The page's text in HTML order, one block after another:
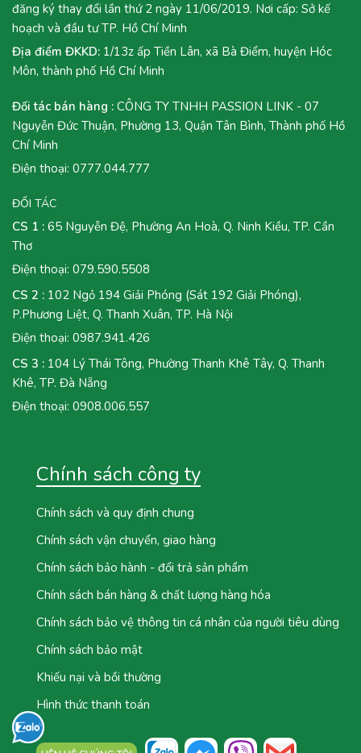
đăng ký thay đổi lần thứ 2 ngày 11/06/2019. Nơi cấp: Sở kế
hoạch và đầu tư TP. Hồ Chí Minh
Địa điểm ĐKKD: 1/13z ấp Tiền Lân, xã Bà Điểm, huyện Hóc
Môn, thành phố Hồ Chí Minh
Đối tác bán hàng : CÔNG TY TNHH PASSION LINK - 07
Nguyễn Đức Thuận, Phường 13, Quận Tân Bình, Thành phố Hồ
Chí Minh
Điện thoại: 0777.044.777
ĐỐI TÁC
CS 1 : 65 Nguyễn Đệ, Phường An Hoà, Q. Ninh Kiều, TP. Cần
Thơ
Điện thoại: 079.590.5508
CS 2 : 102 Ngỏ 194 Giải Phóng (Sát 192 Giải Phóng),
P.Phương Liệt, Q. Thanh Xuân, TP. Hà Nội
Điện thoại: 0987.941.426
CS 3 : 104 Lý Thái Tông, Phường Thanh Khê Tây, Q. Thanh
Khê, TP. Đà Nẵng
Điện thoại: 0908.006.557
Chính sách công ty
Chính sách và quy định chung
Chính sách vận chuyển, giao hàng
Chính sách bảo hành - đổi trả sản phẩm
Chính sách bán hàng & chất lượng hàng hóa
Chính sách bảo vệ thông tin cá nhân của người tiêu dùng
Chính sách bảo mật
Khiếu nại và bồi thường
Hình thức thanh toán